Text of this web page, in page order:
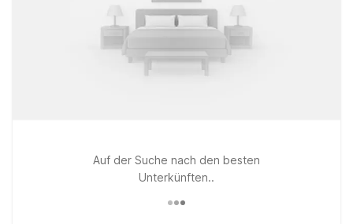
Auf der Suche nach den besten
Unterkünften..